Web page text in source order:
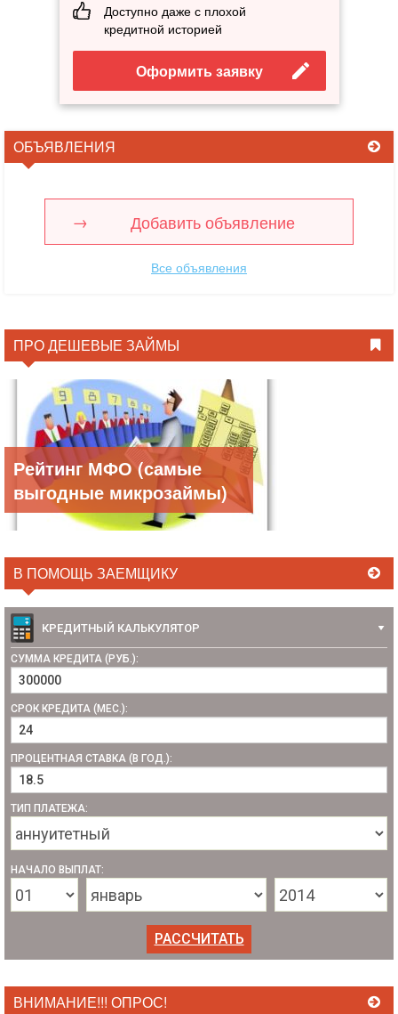
Доступно даже с плохой
кредитной историей
Оформить заявку
ОБЪЯВЛЕНИЯ
Добавить объявление
Все объявления
ПРО ДЕШЕВЫЕ ЗАЙМЫ
Рейтинг МФО (самые
выгодные микрозаймы)
В ПОМОЩЬ ЗАЕМЩИКУ
КРЕДИТНЫЙ КАЛЬКУЛЯТОР
СУММА КРЕДИТА (РУБ.):
СРОК КРЕДИТА (МЕС.):
ПРОЦЕНТНАЯ СТАВКА (В ГОД.):
ТИП ПЛАТЕЖА:
НАЧАЛО ВЫПЛАТ:
ВНИМАНИЕ!!! ОПРОС!